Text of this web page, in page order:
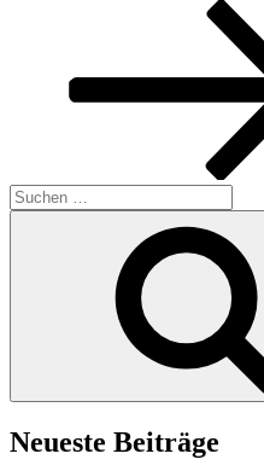
Suchen
nach:
Neueste Beiträge